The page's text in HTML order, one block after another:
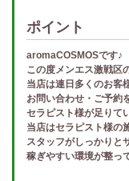
ポイント
aromaCOSMOSです♪
この度メンエス激戦区
当店は連日多くのお客
お問い合わせ・ご予約
セラピスト様が足りて
当店はセラピスト様の
スタッフがしっかりと
稼ぎやすい環境が整っ